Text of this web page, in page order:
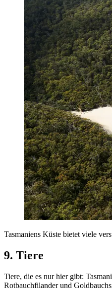
Tasmaniens Küste bietet viele
9. Tiere
Tiere, die es nur hier gibt:
Rotbauchfilander und